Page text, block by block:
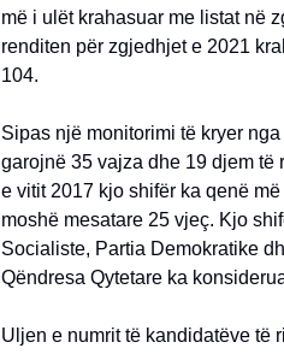
më i ulët krahasuar me listat në
renditen për zgjedhjet e 2021
104.
Sipas një monitorimi të kryer
garojnë 35 vajza dhe 19 djem të
e vitit 2017 kjo shifër ka qenë
moshë mesatare 25 vjeç. Kjo
Socialiste, Partia Demokratike
Qëndresa Qytetare ka
Uljen e numrit të kandidatëve të